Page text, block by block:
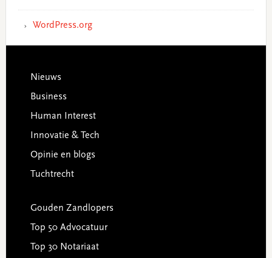
WordPress.org
Footer
Nieuws
Business
Human Interest
Innovatie & Tech
Opinie en blogs
Tuchtrecht
Gouden Zandlopers
Top 50 Advocatuur
Top 30 Notariaat